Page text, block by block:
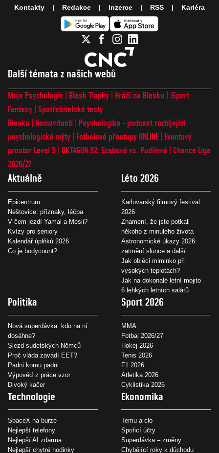
Další témata z našich webů
Moje Psychologie Blesk Tlapky Hráči na Blesku
iSport
Fantasy Spotřebitelské testy
Blesku
Nemovitosti
Psychologika - podcast rozbíjející
psychologické mýty
Fotbalové přestupy ONLINE
Eventový
prostor Level 9 OKTAGON 92: Szabová vs. Pudilová
Chance Liga
2026/27
Aktuálně
Epicentrum
Neštovice: příznaky, léčba
V čem jezdí Yamal a Mesii?
Kvízy pro seniory
Kalendář úplňků 2026
Co je bodycount?
Léto 2026
Karlovarský filmový festival
2026
Znamení, že jste potkali
někoho z minulého života
Astronomické úkazy 2026:
zatmění slunce a další
Jak obléci miminko při
vysokých teplotách?
Jak na dokonalé letní mojito
6 lehkých letních salátů
Politika
Nová superdávka: kdo na ní
dosáhne?
Sjezd sudetských Němců
Proč vláda zavádí EET?
Padni komu padni
Výpověď z práce vzor
Divoký kačer
Sport 2026
MMA
Fotbal 2026/27
Hokej 2026
Tenis 2026
F1 2026
Atletika 2026
Cyklistika 2026
Technologie
SpaceX na burze
Nejlepší telefony
Nejlepší AI zdarma
Nejlepší chytré hodinky
Ekonomika
Temu a clo
Spořicí účty
Superdávka – změny
Chybějící roky k důchodu
Kontakty Redakce Inzerce RSS Kariéra